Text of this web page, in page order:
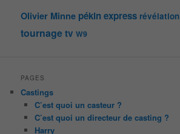
Olivier Minne pékin express révélation
tournagetv W9
PAGES
Castings
C’est quoi un casteur ?
C’est quoi un directeur de casting ?
Harry